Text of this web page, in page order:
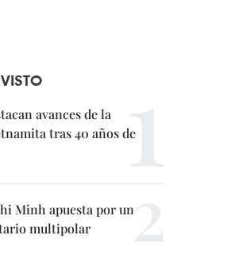
avances de la
tras 40 años de
Minh apuesta por un
multipolar